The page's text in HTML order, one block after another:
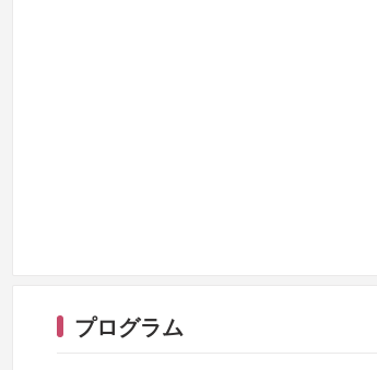
プログラム